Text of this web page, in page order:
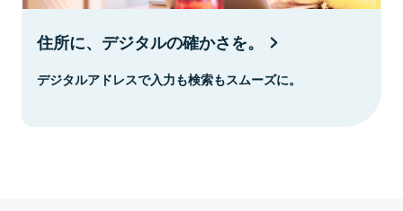
住所に、デジタルの確かさを。
デジタルアドレスで入力も検索もスムーズに。